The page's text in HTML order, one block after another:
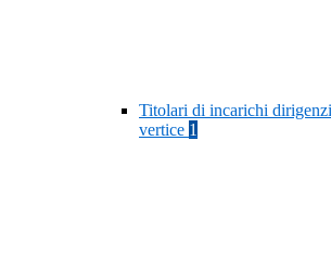
Titolari di incarichi
vertice 1